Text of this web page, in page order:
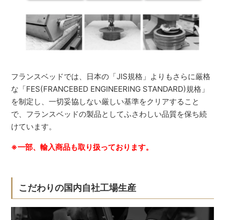
フランスベッドでは、日本の「JIS規格」よりもさらに厳格
な「FES(FRANCEBED ENGINEERING STANDARD)規格」
を制定し、一切妥協しない厳しい基準をクリアすること
で、フランスベッドの製品としてふさわしい品質を保ち続
けています。
※一部、輸入商品も取り扱っております。
こだわりの国内自社工場生産